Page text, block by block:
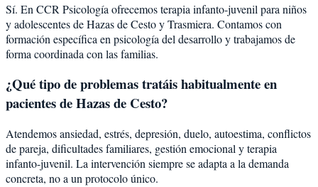
Sí. En CCR Psicología ofrecemos terapia infanto-juvenil para niños
y adolescentes de Hazas de Cesto y Trasmiera. Contamos con
formación específica en psicología del desarrollo y trabajamos de
forma coordinada con las familias.
¿Qué tipo de problemas tratáis habitualmente en
pacientes de Hazas de Cesto?
Atendemos ansiedad, estrés, depresión, duelo, autoestima, conflictos
de pareja, dificultades familiares, gestión emocional y terapia
infanto-juvenil. La intervención siempre se adapta a la demanda
concreta, no a un protocolo único.